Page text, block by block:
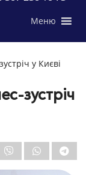
Меню
у Києві
зустріч